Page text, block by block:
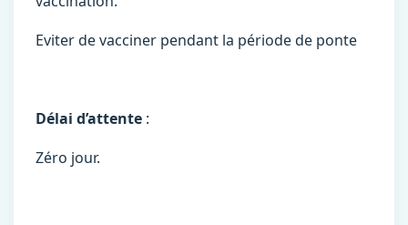
Eviter de vacciner pendant la période de ponte
Délai d’attente :
Zéro jour.